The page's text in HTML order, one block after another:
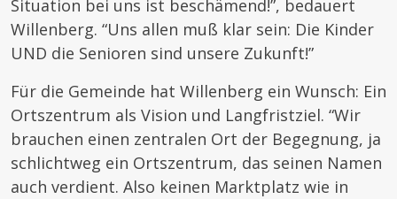
Situation bei uns ist beschämend!”, bedauert
Willenberg. “Uns allen muß klar sein: Die Kinder
UND die Senioren sind unsere Zukunft!”
Für die Gemeinde hat Willenberg ein Wunsch: Ein
Ortszentrum als Vision und Langfristziel. “Wir
brauchen einen zentralen Ort der Begegnung, ja
schlichtweg ein Ortszentrum, das seinen Namen
auch verdient. Also keinen Marktplatz wie in